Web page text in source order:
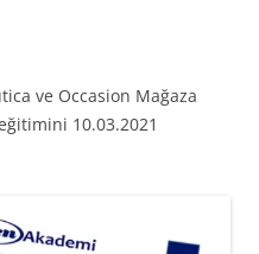
ve Occasion Mağaza
10.03.2021